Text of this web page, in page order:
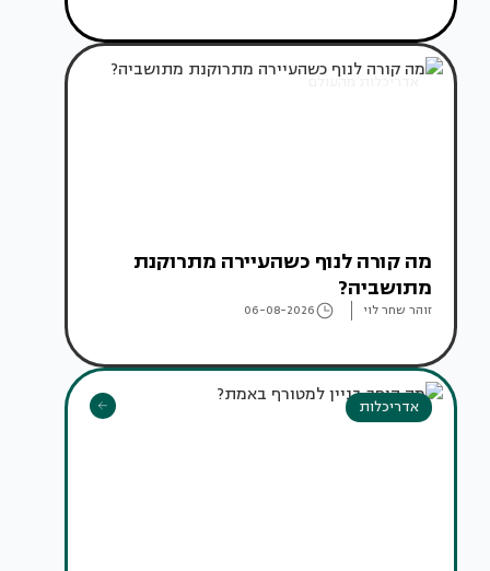
אדריכלות מהעולם
מה קורה לנוף כשהעיירה מתרוקנת
מתושביה?
זוהר שחר לוי 06-08-2026
אדריכלות